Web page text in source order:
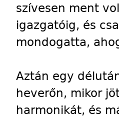
szívesen ment
igazgatóig, és
mondogatta,
Aztán egy
heverőn, mikor
harmonikát, és